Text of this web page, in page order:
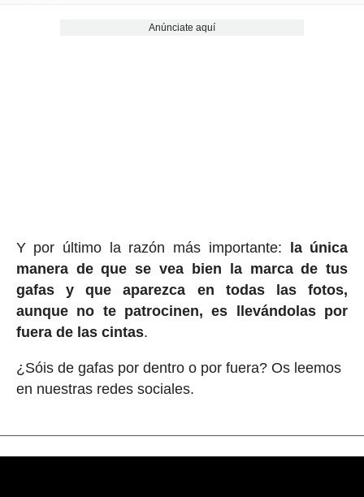
Anúnciate aquí
Y por último la razón más importante: la única
manera de que se vea bien la marca de tus
gafas y que aparezca en todas las fotos,
aunque no te patrocinen, es llevándolas por
fuera de las cintas.
¿Sóis de gafas por dentro o por fuera? Os leemos
en nuestras redes sociales.